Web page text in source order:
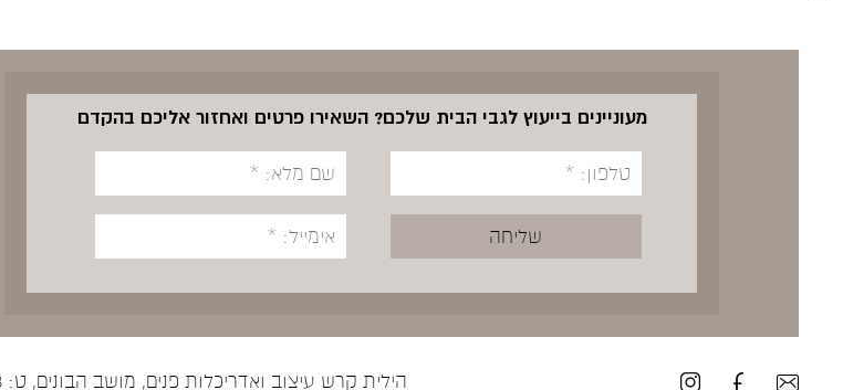
מעוניינים בייעוץ לגבי הבית שלכם? השאירו פרטים ואחזור אליכם בהקדם
הילית קרש עיצוב ואדריכלות פנים, מושב הבונים, ט: 04-9894848 נ: 052-5535400